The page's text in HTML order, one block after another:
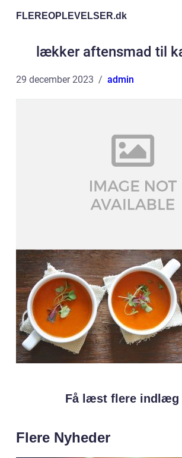
FLEREOPLEVELSER.dk
lækker aftensmad til
29 december 2023 admin
Få læst flere indlæg
Flere Nyheder